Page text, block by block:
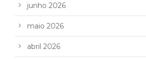
junho 2026
maio 2026
abril 2026